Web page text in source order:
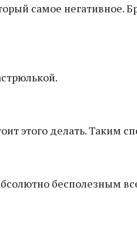
самое
этого делать. Таким
бесполезным